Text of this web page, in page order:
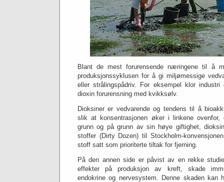
Blant de mest forurensende næringene til å
produksjonssyklusen for å gi miljømessige
eller strålingspådriv.
For eksempel klor
dioxin forurensning med kvikksølv.
Dioksiner er vedvarende og tendens til å
slik at konsentrasjonen øker i linkene ovenfor,
grunn og på grunn av sin høye giftighet,
stoffer (Dirty Dozen) til Stockholm-
stoff satt som prioriterte tiltak for fjerning.
På den annen side er påvist av en rekke
effekter på produksjon av kreft, skade
endokrine og nervesystem. Denne skaden kan